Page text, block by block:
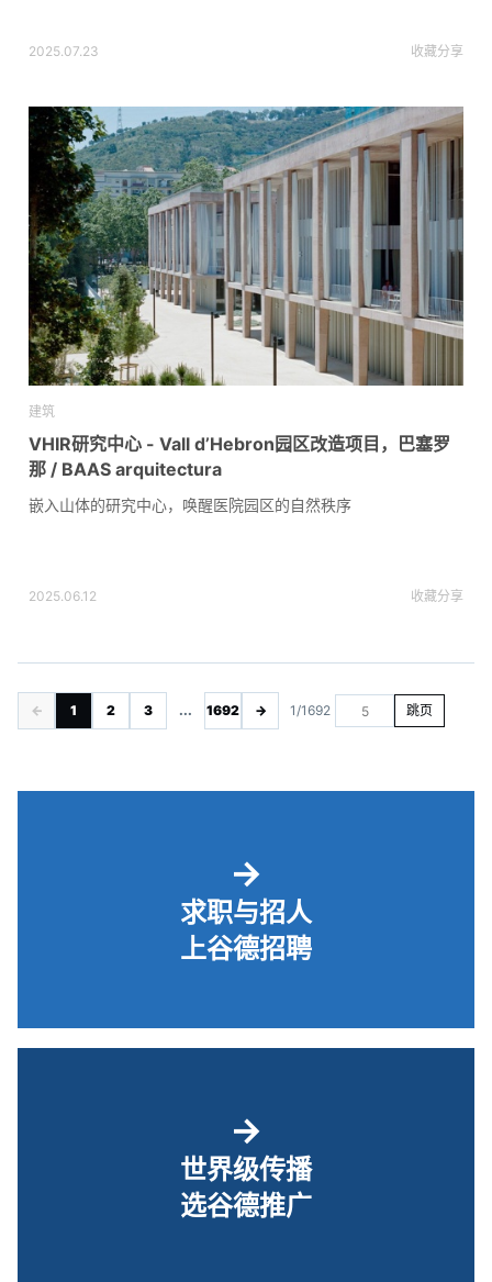
2025.07.23 收藏分享
建筑
VHIR研究中心 - Vall d’Hebron园区改造项目，巴塞罗
那 / BAAS arquitectura
嵌入山体的研究中心，唤醒医院园区的自然秩序
2025.06.12 收藏分享
← 1 2 3 ... 1692 → 1/1692 跳页
→
求职与招人
上谷德招聘
→
世界级传播
选谷德推广